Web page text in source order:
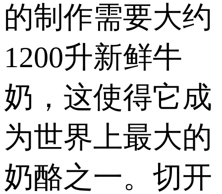
的制作需要大约
1200升新鲜牛
奶，这使得它成
为世界上最大的
奶酪之一。切开